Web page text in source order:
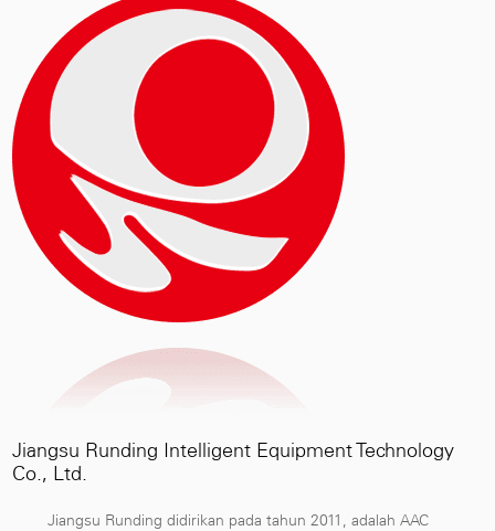
penghancuran.
Jiangsu Runding Intelligent Equipment Technology
Co., Ltd.
Jiangsu Runding didirikan pada tahun 2011, adalahAAC